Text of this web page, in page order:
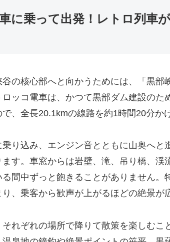
に乗って出発！レトロ列車
の核心部へと向かうためには、「黒部
ッコ電車は、かつて黒部ダム建設のた
、全長20.1kmの線路を約1時間20分か
り込み、エンジン音とともに山奥へと
す。車窓からは岩壁、滝、吊り橋、渓
間中ずっと飽きることがありません。
、乗客から歓声が上がるほどの絶景が
れぞれの場所で降りて散策を楽しむこ